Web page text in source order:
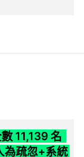
11,139 名
為疏忽+系統